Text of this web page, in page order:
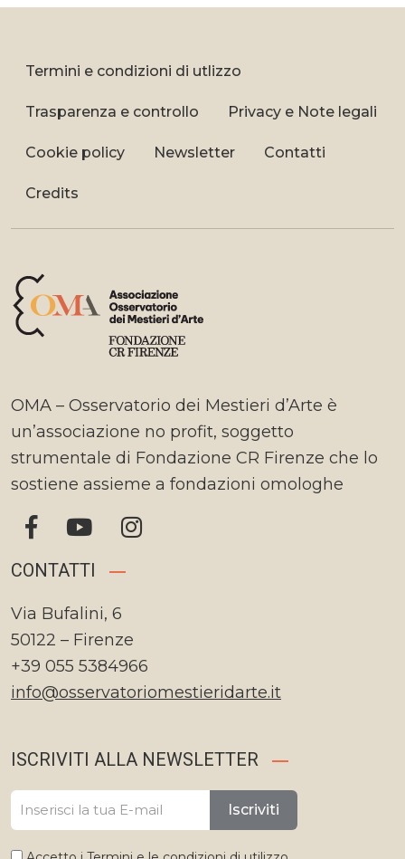
Termini e condizioni di utlizzo
Trasparenza e controllo Privacy e Note legali
Cookie policy Newsletter Contatti
Credits
OMA – Osservatorio dei Mestieri d’Arte è
un’associazione no profit, soggetto
strumentale di Fondazione CR Firenze che lo
sostiene assieme a fondazioni omologhe
CONTATTI
Via Bufalini, 6
50122 – Firenze
+39 055 5384966
info@osservatoriomestieridarte.it
ISCRIVITI ALLA NEWSLETTER
Iscriviti